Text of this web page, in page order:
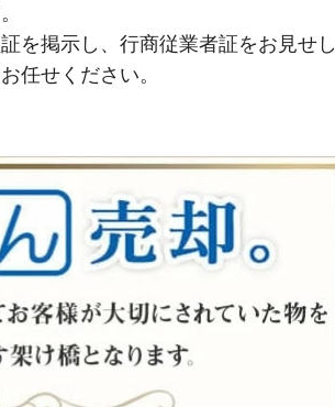
を掲示し、行商従業者証をお見せし
任せください。